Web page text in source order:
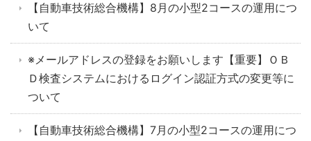
【自動車技術総合機構】8月の小型2コースの運用につ
いて
※メールアドレスの登録をお願いします【重要】ＯＢ
Ｄ検査システムにおけるログイン認証方式の変更等に
ついて
【自動車技術総合機構】7月の小型2コースの運用につ